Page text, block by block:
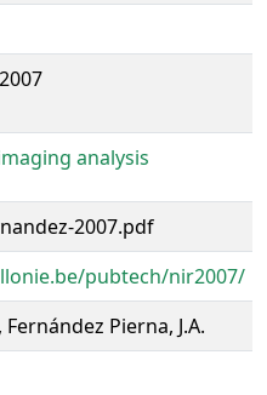
analysis
2007.pdf
pubtech/nir2007/
Pierna, J.A.